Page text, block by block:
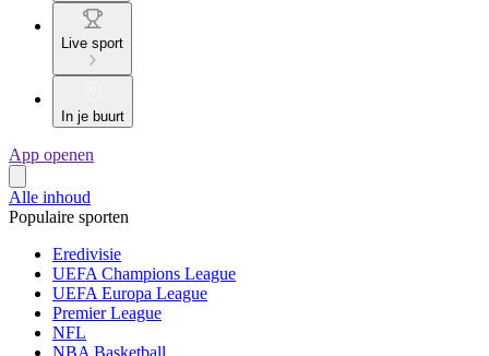
Live sport
In je buurt
App openen
Alle inhoud
Populaire sporten
Eredivisie
UEFA Champions League
UEFA Europa League
Premier League
NFL
NBA Basketball